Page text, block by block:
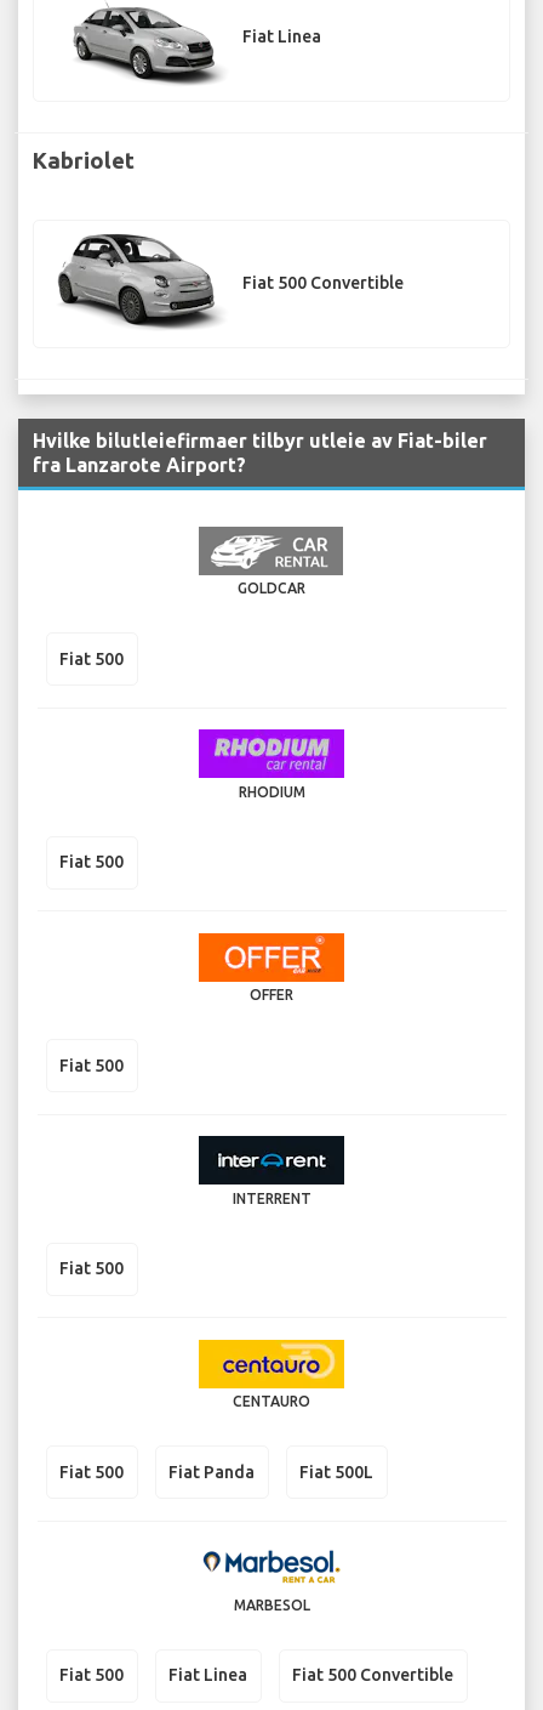
Fiat Linea
Kabriolet
Fiat 500 Convertible
Hvilke bilutleiefirmaer tilbyr utleie av Fiat-biler
fra Lanzarote Airport?
GOLDCAR
Fiat 500
RHODIUM
Fiat 500
OFFER
Fiat 500
INTERRENT
Fiat 500
CENTAURO
Fiat 500 Fiat Panda Fiat 500L
MARBESOL
Fiat 500 Fiat Linea Fiat 500 Convertible